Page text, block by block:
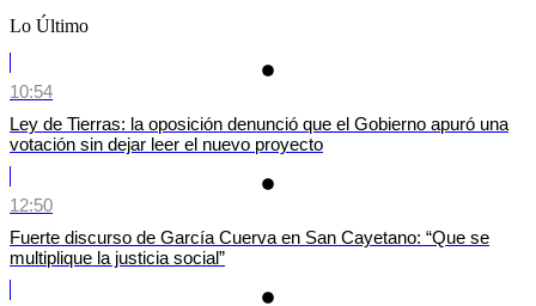
Lo Último
10:54
Ley de Tierras: la oposición denunció que el Gobierno apuró una
votación sin dejar leer el nuevo proyecto
12:50
Fuerte discurso de García Cuerva en San Cayetano: “Que se
multiplique la justicia social”